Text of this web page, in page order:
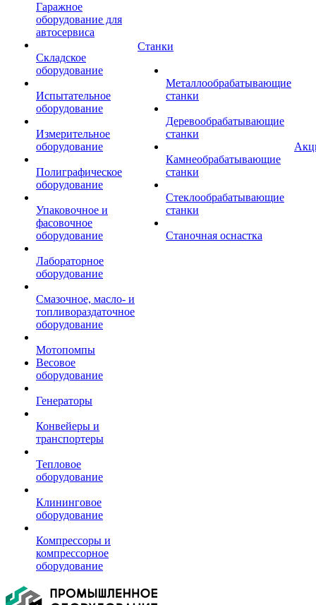
Гаражное
оборудование для
автосервиса
Складское
оборудование
Испытательное
оборудование
Измерительное
оборудование
Полиграфическое
оборудование
Упаковочное и
фасовочное
оборудование
Лабораторное
оборудование
Смазочное, масло- и
топливораздаточное
оборудование
Мотопомпы
Весовое
оборудование
Генераторы
Конвейеры и
транспортеры
Тепловое
оборудование
Клининговое
оборудование
Компрессоры и
компрессорное
оборудование
Станки
Металлообрабатывающие
станки
Деревообрабатывающие
станки
Камнеобрабатывающие
станки
Стеклообрабатывающие
станки
Станочная оснастка